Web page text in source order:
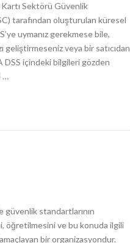
Kartı Sektörü Güvenlik
tarafından oluşturulan küresel
uymanız gerekmese bile,
geliştirmeseniz veya bir satıcıdan
DSS içindeki bilgileri gözden
…
güvenlik standartlarının
öğretilmesini ve bu konuda ilgili
bir organizasyondur.